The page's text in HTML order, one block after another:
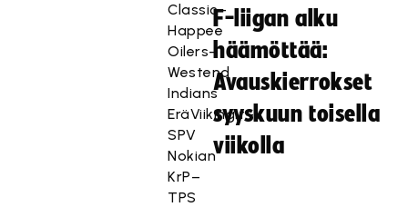
Classic–
Happee
Oilers–
Westend
Indians
EräViikingit–
SPV
Nokian
KrP–
TPS
F-liigan alku
häämöttää:
Avauskierrokset
syyskuun toisella
viikolla